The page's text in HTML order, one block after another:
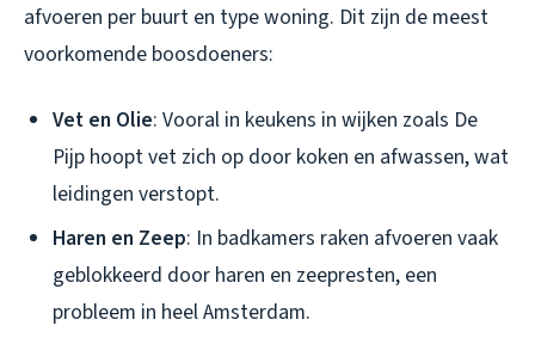
afvoeren per buurt en type woning. Dit zijn de meest
voorkomende boosdoeners:
Vet en Olie: Vooral in keukens in wijken zoals De
Pijp hoopt vet zich op door koken en afwassen, wat
leidingen verstopt.
Haren en Zeep: In badkamers raken afvoeren vaak
geblokkeerd door haren en zeepresten, een
probleem in heel Amsterdam.